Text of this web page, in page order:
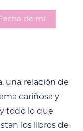
de mí
una relación de
cariñosa y
todo lo que
los libros de